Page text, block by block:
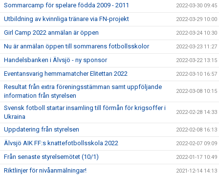
Sommarcamp för spelare födda 2009 - 2011 2022-03-30 09:45
Utbildning av kvinnliga tränare via FN-projekt 2022-03-29 10:00
Girl Camp 2022 anmälan är öppen 2022-03-24 10:30
Nu är anmälan öppen till sommarens fotbollsskolor 2022-03-23 11:27
Handelsbanken i Älvsjö - ny sponsor 2022-03-22 13:15
Eventansvarig hemmamatcher Elitettan 2022 2022-03-10 16:57
Resultat från extra föreningsstämman samt uppföljande
information från styrelsen
2022-03-08 10:15
Svensk fotboll startar insamling till förmån för krigsoffer i
Ukraina
2022-02-28 14:33
Uppdatering från styrelsen 2022-02-08 16:13
Älvsjö AIK FF:s knattefotbollsskola 2022 2022-02-07 09:09
Från senaste styrelsemötet (10/1) 2022-01-17 10:49
Riktlinjer för nivåanmälningar! 2021-12-14 14:13